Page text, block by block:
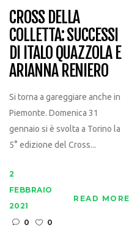
CROSS DELLA
COLLETTA: SUCCESSI
DI ITALO QUAZZOLA E
ARIANNA RENIERO
Si torna a gareggiare anche in
Piemonte. Domenica 31
gennaio si è svolta a Torino la
5° edizione del Cross...
2
FEBBRAIO
2021
0
0
READ MORE